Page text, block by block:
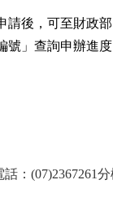
請後 ， 可至財政
號」查詢申辦進度
(07)2367261分